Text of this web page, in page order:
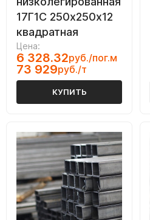
17Г1С 250х250х12
квадратная
Цена:
6 328.32руб./пог.м
73 929руб./т
КУПИТЬ